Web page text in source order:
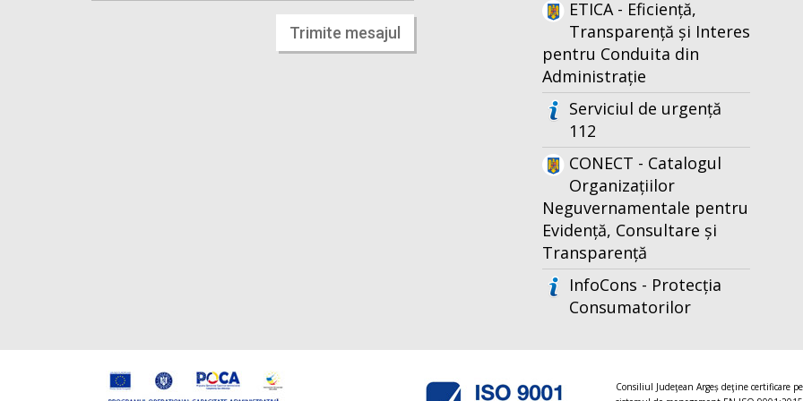
Trimite mesajul
ETICA - Eficiență,
Transparență și Interes
pentru Conduita din
Administrație
Serviciul de urgență
112
CONECT - Catalogul
Organizațiilor
Neguvernamentale pentru
Evidență, Consultare și
Transparență
InfoCons - Protecția
Consumatorilor
Consiliul Judeţean Argeș deţine certificare